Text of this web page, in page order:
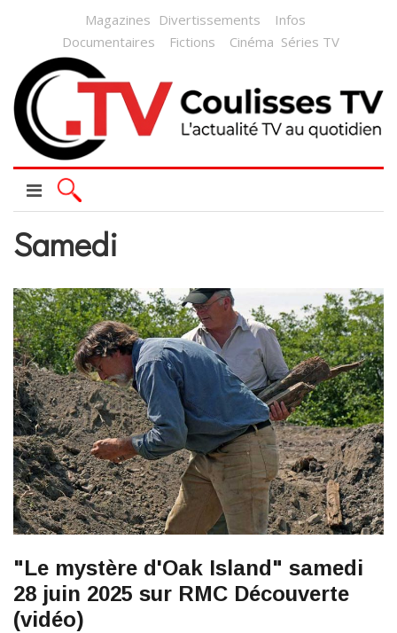
Magazines Divertissements
Infos
Documentaires
Fictions Cinéma Séries TV
Samedi
"Le mystère d'Oak Island" samedi
28 juin 2025 sur RMC Découverte
(vidéo)